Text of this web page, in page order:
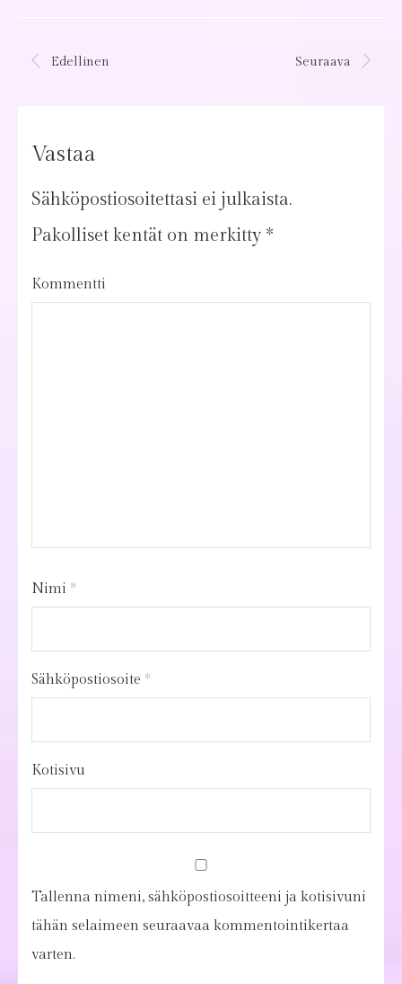
Edellinen Seuraava
Vastaa
Sähköpostiosoitettasi ei julkaista.
Pakolliset kentät on merkitty *
Kommentti
Nimi *
Sähköpostiosoite *
Kotisivu
Tallenna nimeni, sähköpostiosoitteeni ja kotisivuni
tähän selaimeen seuraavaa kommentointikertaa
varten.